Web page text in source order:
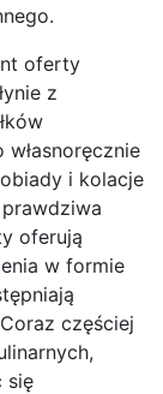
oferty
z
i kolacje
oferują
w formie
częściej
się